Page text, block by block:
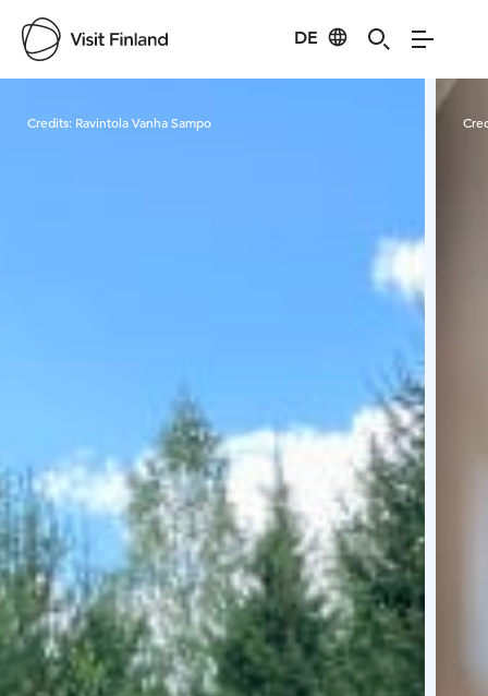
DE
Credits: Ravintola Vanha Sampo